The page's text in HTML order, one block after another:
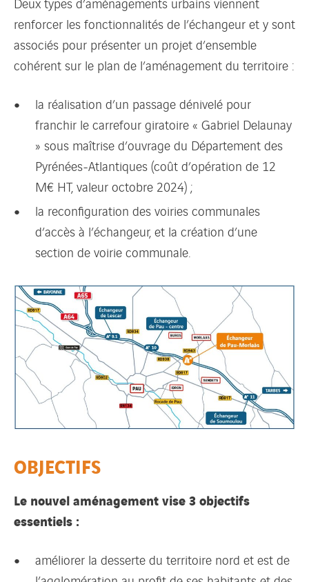
renforcer les fonctionnalités de l’échangeur et y sont
associés pour présenter un projet d’ensemble
cohérent sur le plan de l’aménagement du territoire :
la réalisation d’un passage dénivelé pour
franchir le carrefour giratoire « Gabriel Delaunay
» sous maîtrise d’ouvrage du Département des
Pyrénées-Atlantiques (coût d’opération de 12
M€ HT, valeur octobre 2024) ;
la reconfiguration des voiries communales
d’accès à l’échangeur, et la création d’une
section de voirie communale.
OBJECTIFS
Le nouvel aménagement vise 3 objectifs
essentiels :
améliorer la desserte du territoire nord et est de